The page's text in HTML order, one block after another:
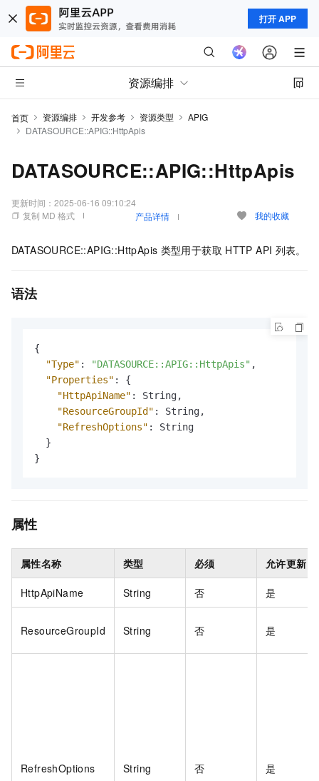
打开 APP
资源编排
首页 资源编排 开发参考 资源类型
APIG
DATASOURCE::APIG::HttpApis
DATASOURCE::APIG::HttpApis
更新时间： 2025-06-16 09:10:24
复制 MD 格式
产品详情 我的收藏
DATASOURCE::APIG::HttpApis 类型用于获取 HTTP API 列表。
语法
{
"Type" : "DATASOURCE::APIG::HttpApis" ,
"Properties" :
{
"HttpApiName" : String,
"ResourceGroupId" : String,
"RefreshOptions" :
String
}
}
属性
属性名称 类型 必须 允许更新
HttpApiName String 否 是
ResourceGroupId String 否 是
RefreshOptions String 否 是